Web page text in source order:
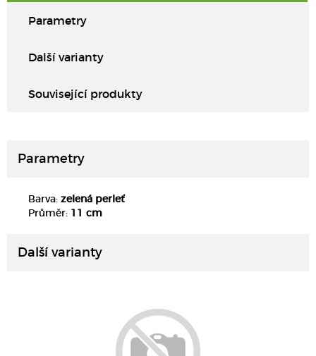
Parametry
Další varianty
Související produkty
Parametry
Barva: zelená perleť
Průměr: 11 cm
Další varianty